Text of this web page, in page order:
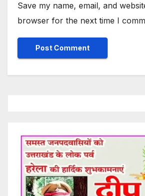
Save my name, email, and
browser for the next time I